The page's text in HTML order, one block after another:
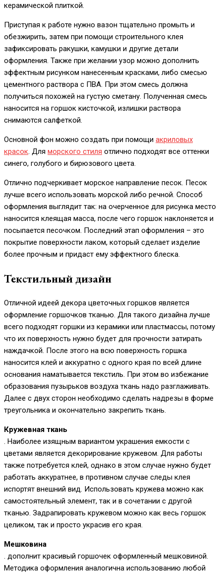
керамической плиткой.
Приступая к работе нужно вазон тщательно промыть и
обезжирить, затем при помощи строительного клея
зафиксировать ракушки, камушки и другие детали
оформления. Также при желании узор можно дополнить
эффектным рисунком нанесенным красками, либо смесью
цементного раствора с ПВА. При этом смесь должна
получиться похожей на густую сметану. Полученная смесь
наносится на горшок кисточкой, излишки раствора
снимаются салфеткой.
Основной фон можно создать при помощи акриловых
красок. Для морского стиля отлично подходят все оттенки
синего, голубого и бирюзового цвета.
Отлично подчеркивает морское направление песок. Песок
лучше всего использовать морской либо речной. Способ
оформления выглядит так: на очерченное для рисунка место
наносится клеящая масса, после чего горшок наклоняется и
посыпается песочком. Последний этап оформления – это
покрытие поверхности лаком, который сделает изделие
более прочным и придаст ему эффектного блеска.
Текстильный дизайн
Отличной идеей декора цветочных горшков является
оформление горшочков тканью. Для такого дизайна лучше
всего подходят горшки из керамики или пластмассы, потому
что их поверхность нужно будет для прочности затирать
наждачкой. После этого на всю поверхность горшка
наносится клей и аккуратно с одного края по всей длине
основания наматывается текстиль. При этом во избежание
образования пузырьков воздуха ткань надо разглаживать.
Далее с двух сторон необходимо сделать надрезы в форме
треугольника и окончательно закрепить ткань.
Кружевная ткань
. Наиболее изящным вариантом украшения емкости с
цветами является декорирование кружевом. Для работы
также потребуется клей, однако в этом случае нужно будет
работать аккуратнее, в противном случае следы клея
испортят внешний вид. Использовать кружева можно как
самостоятельный элемент, так и в сочетании с другой
тканью. Задрапировать кружевом можно как весь горшок
целиком, так и просто украсив его края.
Мешковина
. дополнит красивый горшочек оформленный мешковиной.
Методика оформления аналогична использованию любой